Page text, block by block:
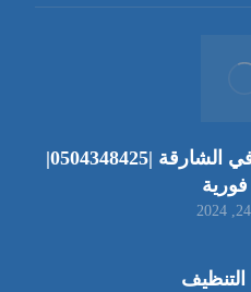
شركة مكافحة حشرات في الشارقة |0504348425|
فورية